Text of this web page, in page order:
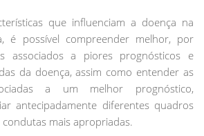
que influenciam a doença na
é possível compreender melhor, por
associados a piores prognósticos e
da doença, assim como entender as
a um melhor prognóstico,
antecipadamente diferentes quadros
mais apropriadas.